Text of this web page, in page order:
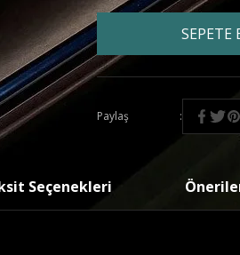
SEPETE
Paylaş
Seçenekleri